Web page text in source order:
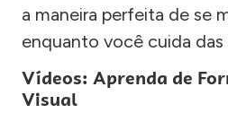
a maneira perfeita de se
enquanto você cuida das
Vídeos: Aprenda de
Visual